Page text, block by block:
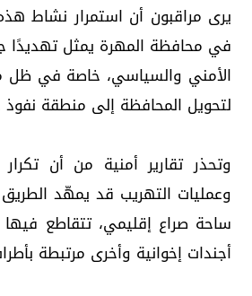
يرى مراقبون أن استمرار نشاط
في محافظة المهرة يمثل تهديدًا
الأمني والسياسي، خاصة في ظل
لتحويل المحافظة إلى منطقة
وتحذر تقارير أمنية من أن
وعمليات التهريب قد يمهّد
ساحة صراع إقليمي، تتقاطع فيها
أجندات إخوانية وأخرى مرتبطة